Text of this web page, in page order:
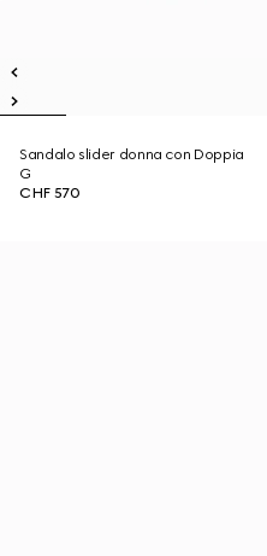
Sandalo slider donna con Doppia
G
CHF 570